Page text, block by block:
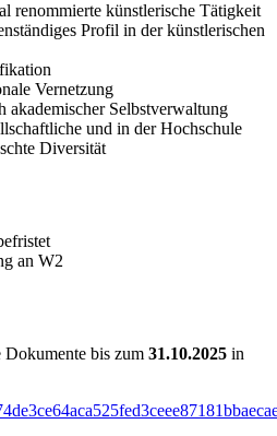
renommierte künstlerische Tätigkeit
Profil in der künstlerischen
Vernetzung
akademischer Selbstverwaltung
und in der Hochschule
Diversität
an W2
bis zum 31.10.2025 in